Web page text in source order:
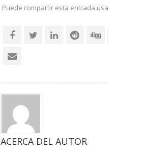
Puede compartir esta entrada usando sus
ACERCA DEL AUTOR